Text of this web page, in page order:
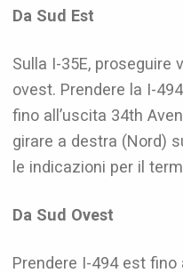
Da Sud Est
Sulla I-35E, proseguire
ovest. Prendere la I-
fino all’uscita 34th
girare a destra (Nord)
le indicazioni per il
Da Sud Ovest
Prendere I-494 est